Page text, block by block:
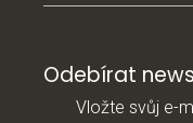
Odebírat
Vložte svůj e-